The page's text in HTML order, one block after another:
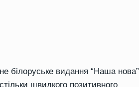
білоруське видання “Наша нова”
швидкого позитивного